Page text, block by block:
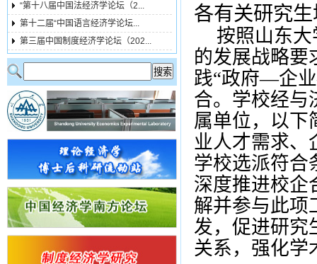
“第十八届中国法经济学论坛（2...
第十二届“中国语言经济学论坛...
第三届中国制度经济学论坛（202...
各有关研究
按照山东
的发展战略要
践“政府—企
合。学校经与
属单位，以下
业人才需求、
学校选派符合
深度推进校企
解并参与此项
发，促进研究
关系，强化学